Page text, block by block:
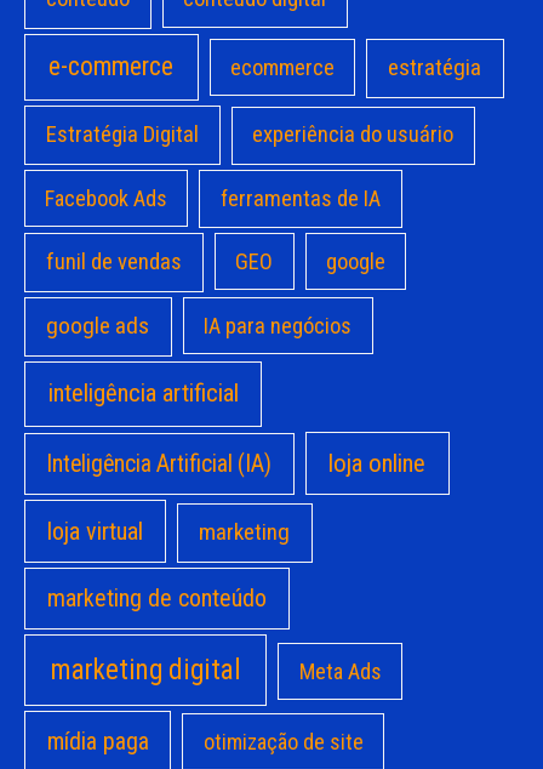
e-commerce ecommerce estratégia
Estratégia Digital experiência do usuário
Facebook Ads ferramentas de IA
funil de vendas GEO google
google ads IA para negócios
inteligência artificial
Inteligência Artificial (IA) loja online
loja virtual marketing
marketing de conteúdo
marketing digital Meta Ads
mídia paga otimização de site